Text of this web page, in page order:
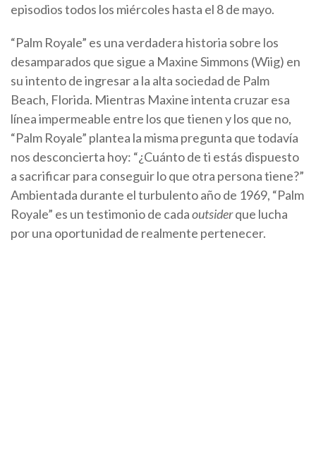
episodios todos los miércoles hasta el 8 de mayo.
“Palm Royale” es una verdadera historia sobre los
desamparados que sigue a Maxine Simmons (Wiig) en
su intento de ingresar a la alta sociedad de Palm
Beach, Florida. Mientras Maxine intenta cruzar esa
línea impermeable entre los que tienen y los que no,
“Palm Royale” plantea la misma pregunta que todavía
nos desconcierta hoy: “¿Cuánto de ti estás dispuesto
a sacrificar para conseguir lo que otra persona tiene?”
Ambientada durante el turbulento año de 1969, “Palm
Royale” es un testimonio de cadaoutsiderque lucha
por una oportunidad de realmente pertenecer.